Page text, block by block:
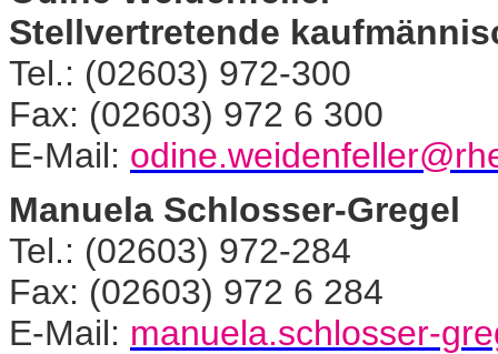
Stellvertretende
Tel.: (02603) 972-300
Fax: (02603) 972 6 300
E-Mail:
Manuela Schlosser-Gregel
Tel.: (02603) 972-284
Fax: (02603) 972 6 284
E-Mail: manuela.schlosser-